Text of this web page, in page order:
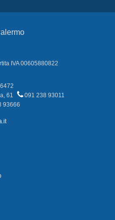
IVA 00605880822
61
091 238 93011
93666